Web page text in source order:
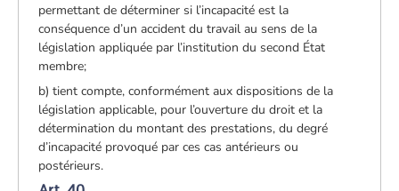
permettant de déterminer si l’incapacité est la
conséquence d’un accident du travail au sens de la
législation appliquée par l’institution du second État
membre;
b) tient compte, conformément aux dispositions de la
législation applicable, pour l’ouverture du droit et la
détermination du montant des prestations, du degré
d’incapacité provoqué par ces cas antérieurs ou
postérieurs.